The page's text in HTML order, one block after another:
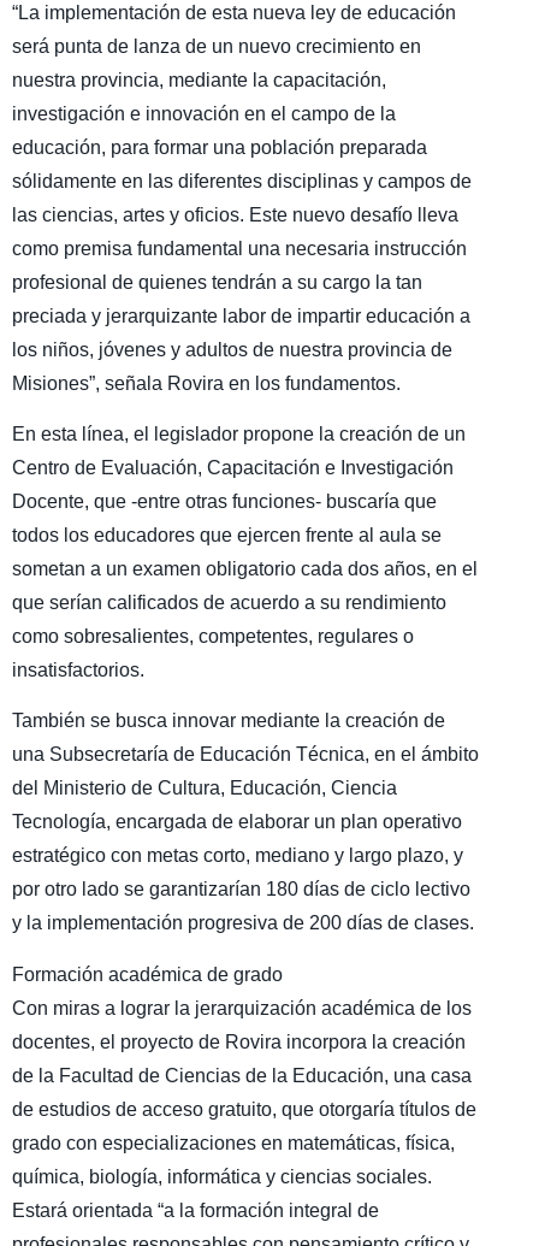
“La implementación de esta nueva ley de educación
será punta de lanza de un nuevo crecimiento en
nuestra provincia, mediante la capacitación,
investigación e innovación en el campo de la
educación, para formar una población preparada
sólidamente en las diferentes disciplinas y campos de
las ciencias, artes y oficios. Este nuevo desafío lleva
como premisa fundamental una necesaria instrucción
profesional de quienes tendrán a su cargo la tan
preciada y jerarquizante labor de impartir educación a
los niños, jóvenes y adultos de nuestra provincia de
Misiones”, señala Rovira en los fundamentos.
En esta línea, el legislador propone la creación de un
Centro de Evaluación, Capacitación e Investigación
Docente, que -entre otras funciones- buscaría que
todos los educadores que ejercen frente al aula se
sometan a un examen obligatorio cada dos años, en el
que serían calificados de acuerdo a su rendimiento
como sobresalientes, competentes, regulares o
insatisfactorios.
También se busca innovar mediante la creación de
una Subsecretaría de Educación Técnica, en el ámbito
del Ministerio de Cultura, Educación, Ciencia
Tecnología, encargada de elaborar un plan operativo
estratégico con metas corto, mediano y largo plazo, y
por otro lado se garantizarían 180 días de ciclo lectivo
y la implementación progresiva de 200 días de clases.
Formación académica de grado
Con miras a lograr la jerarquización académica de los
docentes, el proyecto de Rovira incorpora la creación
de la Facultad de Ciencias de la Educación, una casa
de estudios de acceso gratuito, que otorgaría títulos de
grado con especializaciones en matemáticas, física,
química, biología, informática y ciencias sociales.
Estará orientada “a la formación integral de